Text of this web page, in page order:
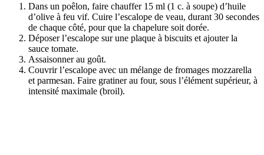
Dans un poêlon, faire chauffer 15 ml (1 c. à soupe) d’huile
d’olive à feu vif. Cuire l’escalope de veau, durant 30 secondes
de chaque côté, pour que la chapelure soit dorée.
Déposer l’escalope sur une plaque à biscuits et ajouter la
sauce tomate.
Assaisonner au goût.
Couvrir l’escalope avec un mélange de fromages mozzarella
et parmesan. Faire gratiner au four, sous l’élément supérieur, à
intensité maximale (broil).